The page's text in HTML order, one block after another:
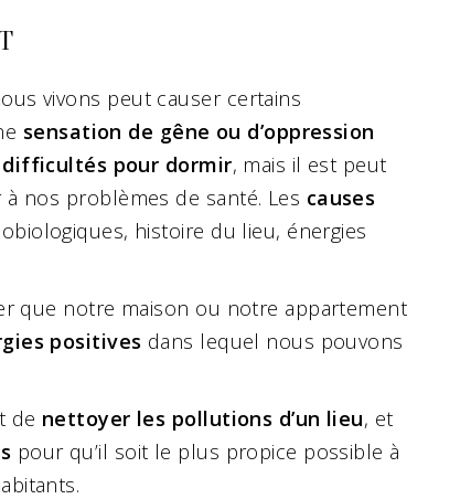
vivons peut causer certains
sensation de gêne ou d’oppression
difficultés pour dormir, mais il est peut
nos problèmes de santé. Les causes
histoire du lieu, énergies
que notre maison ou notre appartement
positives dans lequel nous pouvons
de nettoyer les pollutions d’un lieu, et
pour qu’il soit le plus propice possible à